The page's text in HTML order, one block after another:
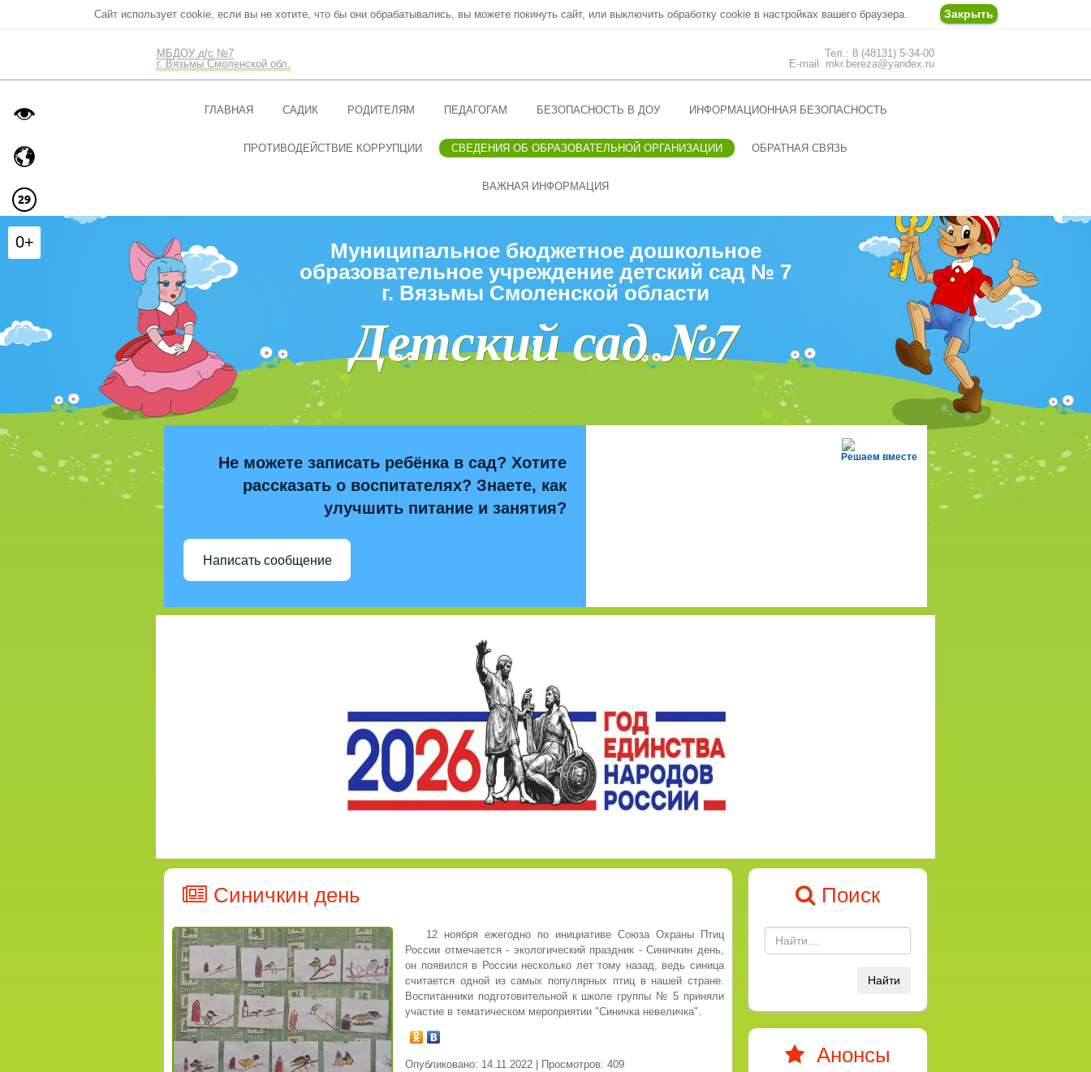
Сайт использует cookie, если вы не хотите, что бы они обрабатывались, вы можете покинуть сайт, или выключить обработку cookie в настройках вашего браузера. Закрыть
МБДОУ д/с №7
г. Вязьмы Смоленской обл.
Тел.: 8 (48131) 5-34-00
E-mail: mkr.bereza@yandex.ru
ГЛАВНАЯ САДИК РОДИТЕЛЯМ ПЕДАГОГАМ БЕЗОПАСНОСТЬ В ДОУ ИНФОРМАЦИОННАЯ БЕЗОПАСНОСТЬ
ПРОТИВОДЕЙСТВИЕ КОРРУПЦИИ СВЕДЕНИЯ ОБ ОБРАЗОВАТЕЛЬНОЙ ОРГАНИЗАЦИИ ОБРАТНАЯ СВЯЗЬ
ВАЖНАЯ ИНФОРМАЦИЯ
Муниципальное бюджетное дошкольное
образовательное учреждение детский сад № 7
г. Вязьмы Смоленской области
Детский сад №7
Решаем вместе
Не можете записать ребёнка в сад? Хотите
рассказать о воспитателях? Знаете, как
улучшить питание и занятия?
Написать сообщение
Синичкин день
12 ноября ежегодно по инициативе Союза Охраны Птиц
России отмечается - экологический праздник - Синичкин день,
он появился в России несколько лет тому назад, ведь синица
считается одной из самых популярных птиц в нашей стране.
Воспитанники подготовительной к школе группы № 5 приняли
участие в тематическом мероприятии "Синичка невеличка".
Опубликовано: 14.11.2022 | Просмотров: 409
Поиск
Найти
Анонсы
0+